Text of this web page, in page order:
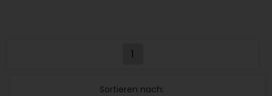
1
Sortieren nach: